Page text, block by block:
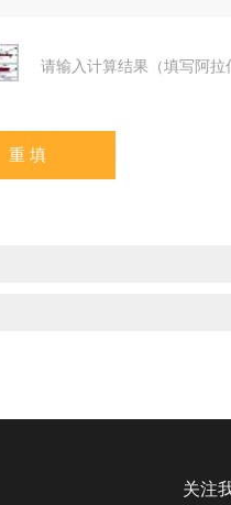
请输入计算结果（填写阿
关注